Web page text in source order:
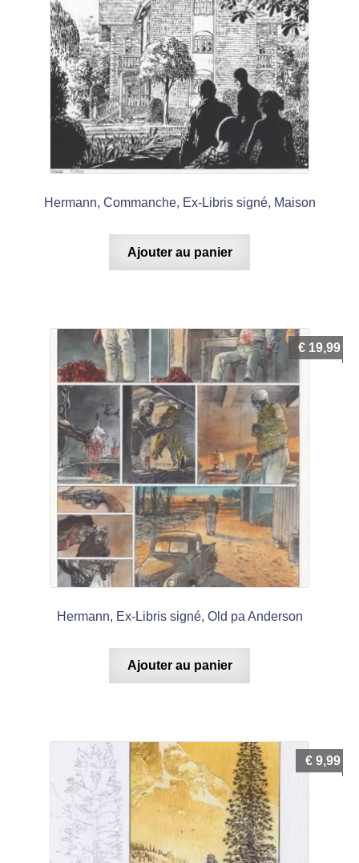
Hermann, Commanche, Ex-Libris signé, Maison
Ajouter au panier
Hermann, Ex-Libris signé, Old pa Anderson
€ 19,99
Ajouter au panier
€ 9,99